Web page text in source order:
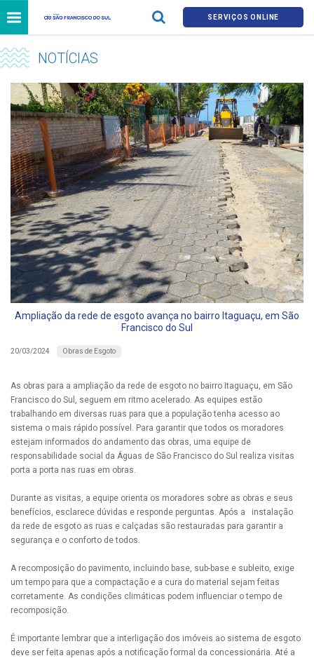
SERVIÇOS ONLINE
NOTÍCIAS
Ampliação da rede de esgoto avança no bairro Itaguaçu, em São
Francisco do Sul
20/03/2024 Obras de Esgoto
As obras para a ampliação da rede de esgoto no bairro Itaguaçu, em São
Francisco do Sul, seguem em ritmo acelerado. As equipes estão
trabalhando em diversas ruas para que a população tenha acesso ao
sistema o mais rápido possível. Para garantir que todos os moradores
estejam informados do andamento das obras, uma equipe de
responsabilidade social da Águas de São Francisco do Sul realiza visitas
porta a porta nas ruas em obras.
Durante as visitas, a equipe orienta os moradores sobre as obras e seus
benefícios, esclarece dúvidas e responde perguntas. Após a instalação
da rede de esgoto as ruas e calçadas são restauradas para garantir a
segurança e o conforto de todos.
A recomposição do pavimento, incluindo base, sub-base e subleito, exige
um tempo para que a compactação e a cura do material sejam feitas
corretamente. As condições climáticas podem influenciar o tempo de
recomposição.
É importante lembrar que a interligação dos imóveis ao sistema de esgoto
deve ser feita apenas após a notificação formal da concessionária. Até a